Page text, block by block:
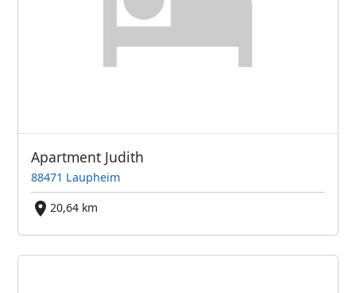
Apartment Judith
88471 Laupheim
20,64 km